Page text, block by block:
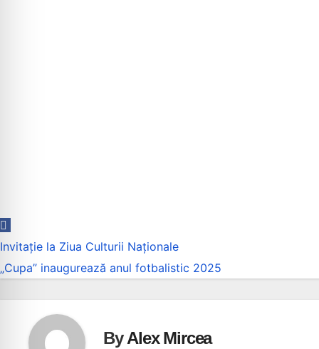
Navigare
în
Invitație la Ziua Culturii Naționale
„Cupa” inaugurează anul fotbalistic 2025
ByAlex Mircea